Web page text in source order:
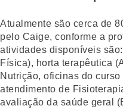
Atualmente são cerca de
pelo Caige, conforme a
atividades disponíveis
Física), horta terapêutica
Nutrição, oficinas do
atendimento de
avaliação da saúde geral